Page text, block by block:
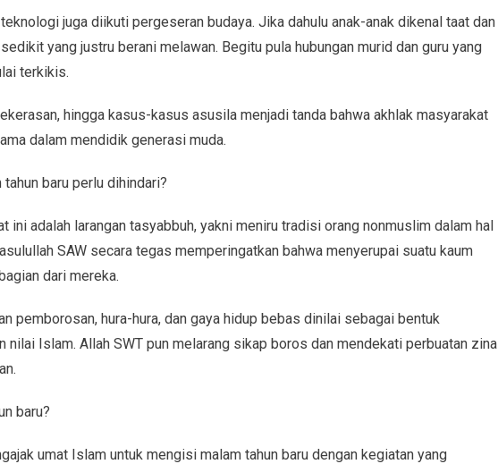
juga diikuti pergeseran budaya. Jika dahulu anak-anak dikenal taat dan
yang justru berani melawan. Begitu pula hubungan murid dan guru yang
terkikis.
hingga kasus-kasus asusila menjadi tanda bahwa akhlak masyarakat
dalam mendidik generasi muda.
baru perlu dihindari?
ini adalah larangan tasyabbuh, yakni meniru tradisi orang nonmuslim dalam hal
SAW secara tegas memperingatkan bahwa menyerupai suatu kaum
dari mereka.
pemborosan, hura-hura, dan gaya hidup bebas dinilai sebagai bentuk
nilai Islam. Allah SWT pun melarang sikap boros dan mendekati perbuatan zina
baru?
umat Islam untuk mengisi malam tahun baru dengan kegiatan yang